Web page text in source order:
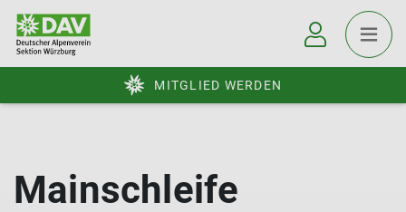
MITGLIED WERDEN
Mainschleife